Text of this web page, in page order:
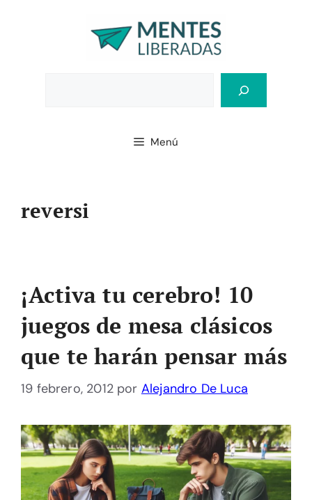
Menú
reversi
¡Activa tu cerebro! 10
juegos de mesa clásicos
que te harán pensar más
19 febrero, 2012 por Alejandro De Luca